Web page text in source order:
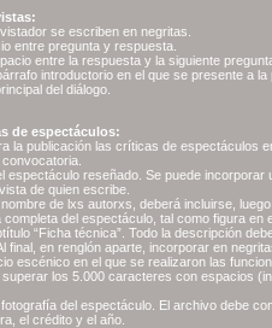
se escriben en negritas.
entre pregunta y respuesta.
entre la respuesta y la siguiente
introductorio en el que se presente a la
del diálogo.
de espectáculos:
la publicación las críticas de espectáculos
espectáculo reseñado. Se puede incorporar
de quien escribe.
de lxs autorxs, deberá incluirse,
del espectáculo, tal como figura en
“Ficha técnica”. Todo la descripción
final, en renglón aparte, incorporar en
escénico en el que se realizaron las
los 5.000 caracteres con espacios
del espectáculo. El archivo debe
el crédito y el año.